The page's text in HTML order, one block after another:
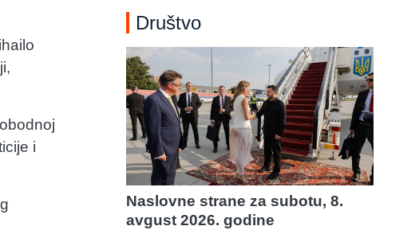
i
Društvo
Naslovne strane za subotu, 8.
avgust 2026. godine